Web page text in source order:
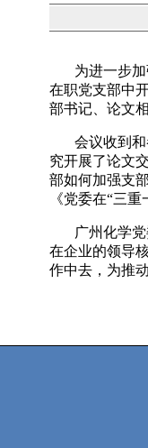
为进一步
在职党支部中
部书记、论文
会议收到
究开展了论文
部如何加强支
《党委在“三
广州化学
在企业的领导
作中去，为推